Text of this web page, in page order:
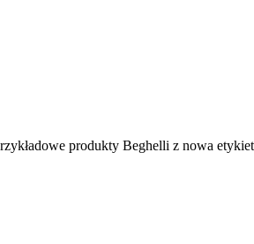
produkty Beghelli z nowa